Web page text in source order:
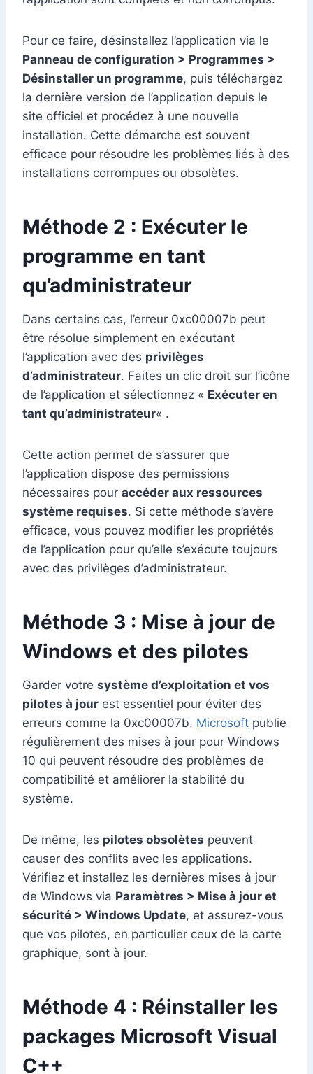
Pour ce faire, désinstallez l’application via le
Panneau de configuration > Programmes >
Désinstaller un programme, puis téléchargez
la dernière version de l’application depuis le
site officiel et procédez à une nouvelle
installation. Cette démarche est souvent
efficace pour résoudre les problèmes liés à des
installations corrompues ou obsolètes.
Méthode 2 : Exécuter le
programme en tant
qu’administrateur
Dans certains cas, l’erreur 0xc00007b peut
être résolue simplement en exécutant
l’application avec des privilèges
d’administrateur. Faites un clic droit sur l’icône
de l’application et sélectionnez « Exécuter en
tant qu’administrateur« .
Cette action permet de s’assurer que
l’application dispose des permissions
nécessaires pour accéder aux ressources
système requises. Si cette méthode s’avère
efficace, vous pouvez modifier les propriétés
de l’application pour qu’elle s’exécute toujours
avec des privilèges d’administrateur.
Méthode 3 : Mise à jour de
Windows et des pilotes
Garder votre système d’exploitation et vos
pilotes à jour est essentiel pour éviter des
erreurs comme la 0xc00007b. Microsoft publie
régulièrement des mises à jour pour Windows
10 qui peuvent résoudre des problèmes de
compatibilité et améliorer la stabilité du
système.
De même, les pilotes obsolètes peuvent
causer des conflits avec les applications.
Vérifiez et installez les dernières mises à jour
de Windows via Paramètres > Mise à jour et
sécurité > Windows Update, et assurez-vous
que vos pilotes, en particulier ceux de la carte
graphique, sont à jour.
Méthode 4 : Réinstaller les
packages Microsoft Visual
C++